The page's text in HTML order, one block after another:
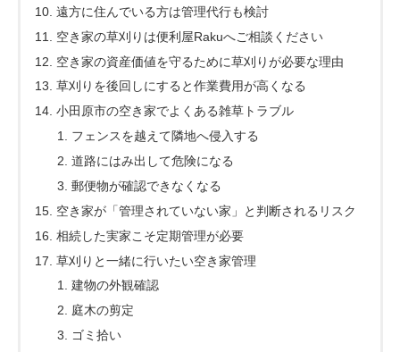
遠方に住んでいる方は管理代行も検討
空き家の草刈りは便利屋Rakuへご相談ください
空き家の資産価値を守るために草刈りが必要な理由
草刈りを後回しにすると作業費用が高くなる
小田原市の空き家でよくある雑草トラブル
フェンスを越えて隣地へ侵入する
道路にはみ出して危険になる
郵便物が確認できなくなる
空き家が「管理されていない家」と判断されるリスク
相続した実家こそ定期管理が必要
草刈りと一緒に行いたい空き家管理
建物の外観確認
庭木の剪定
ゴミ拾い